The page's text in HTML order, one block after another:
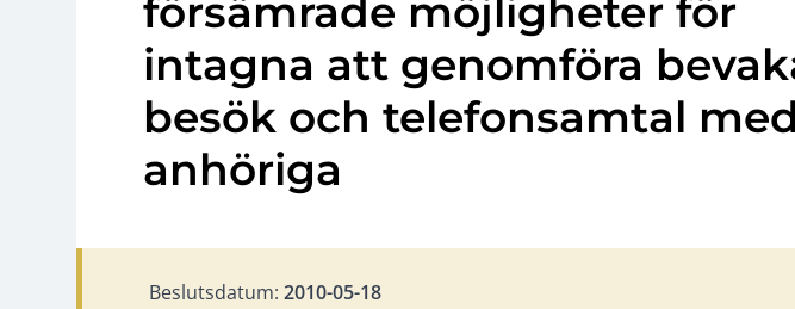
försämrade möjligheter för
intagna att genomföra
besök och telefonsamtal med
anhöriga
Beslutsdatum: 2010-05-18